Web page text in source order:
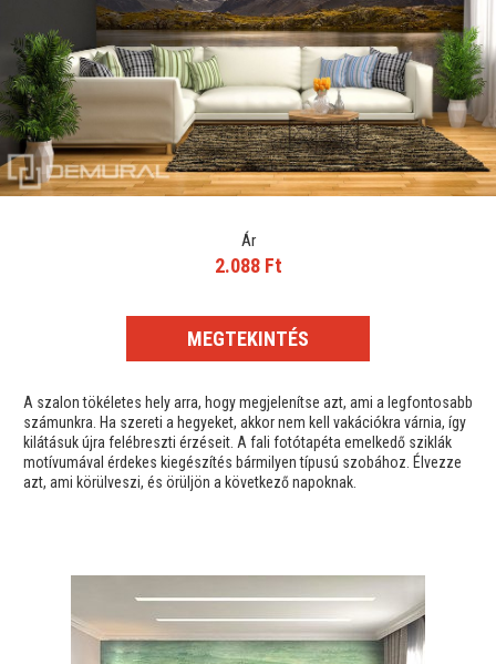
Ár
2.088 Ft
MEGTEKINTÉS
A szalon tökéletes hely arra, hogy megjelenítse azt, ami a legfontosabb
számunkra. Ha szereti a hegyeket, akkor nem kell vakációkra várnia, így
kilátásuk újra felébreszti érzéseit. A fali fotótapéta emelkedő sziklák
motívumával érdekes kiegészítés bármilyen típusú szobához. Élvezze
azt, ami körülveszi, és örüljön a következő napoknak.